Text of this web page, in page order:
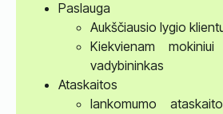
Paslauga
Aukščiausio lygio
Kiekvienam
vadybininkas
Ataskaitos
lankomumo